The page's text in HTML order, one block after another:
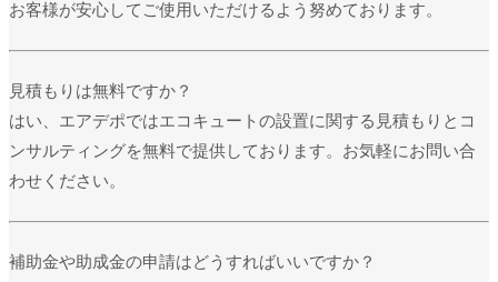
お客様が安心してご使用いただけるよう努めております。
見積もりは無料ですか？
はい、エアデポではエコキュートの設置に関する見積もりとコ
ンサルティングを無料で提供しております。お気軽にお問い合
わせください。
補助金や助成金の申請はどうすればいいですか？